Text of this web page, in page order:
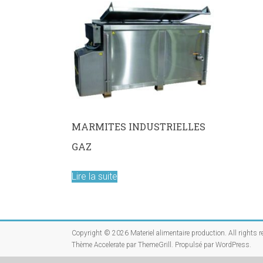
metiers
bouche
MARMITES INDUSTRIELLES
GAZ
Lire la suite
Copyright © 2026 Materiel alimentaire production. All rights
Thème Accelerate par ThemeGrill. Propulsé par WordPress.